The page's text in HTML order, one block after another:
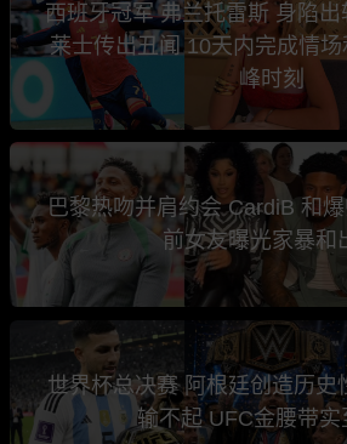
西班牙冠军 弗兰托雷斯 身陷
莱士传出丑闻 10天内完成情
峰时刻
巴黎热吻并肩约会 CardiB 和
前女友曝光家暴和
世界杯总决赛 阿根廷创造历史
输不起 UFC金腰带实